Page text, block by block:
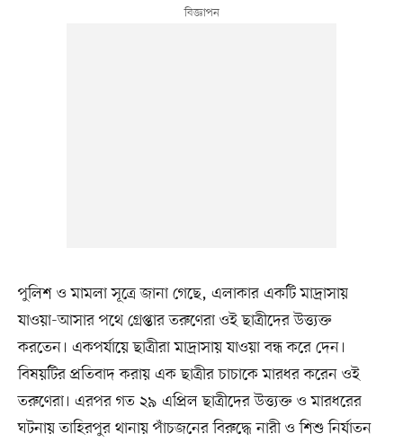
পুলিশ ও মামলা সূত্রে জানা গেছে, এলাকার একটি মাদ্রাসায়
যাওয়া-আসার পথে গ্রেপ্তার তরুণেরা ওই ছাত্রীদের উত্ত্যক্ত
করতেন। একপর্যায়ে ছাত্রীরা মাদ্রাসায় যাওয়া বন্ধ করে দেন।
বিষয়টির প্রতিবাদ করায় এক ছাত্রীর চাচাকে মারধর করেন ওই
তরুণেরা। এরপর গত ২৯ এপ্রিল ছাত্রীদের উত্ত্যক্ত ও মারধরের
ঘটনায় তাহিরপুর থানায় পাঁচজনের বিরুদ্ধে নারী ও শিশু নির্যাতন